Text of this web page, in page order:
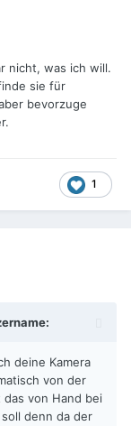
nicht, was ich will.
sie für
bevorzuge
1
:
deine Kamera
von der
von Hand bei
denn da der